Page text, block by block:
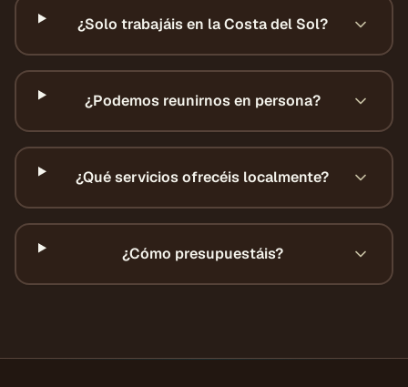
¿Solo trabajáis en la Costa del Sol?
¿Podemos reunirnos en persona?
¿Qué servicios ofrecéis localmente?
¿Cómo presupuestáis?